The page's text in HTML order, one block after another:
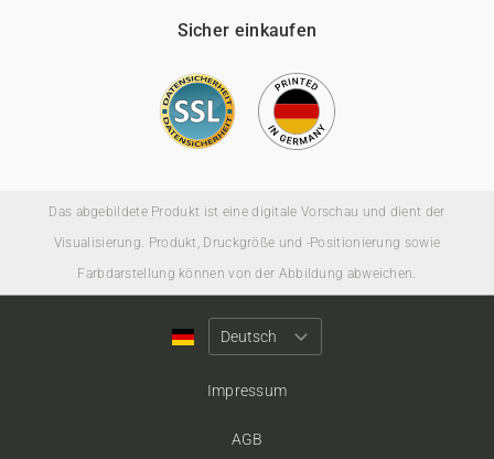
Sicher einkaufen
Das abgebildete Produkt ist eine digitale Vorschau und dient der
Visualisierung. Produkt, Druckgröße und -Positionierung sowie
Farbdarstellung können von der Abbildung abweichen.
Impressum
AGB